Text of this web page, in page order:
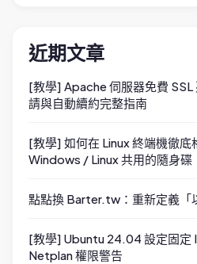
近期文章
[教學] Apache 伺服器免費
請與自動續約完整指南
[教學] 如何在 Linux 終端機徹底
Windows / Linux 共用的隨身碟
點點換 Barter.tw：重新定義「
[教學] Ubuntu 24.04 設定固定
Netplan 權限警告